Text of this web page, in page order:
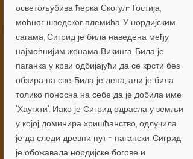
осветољубива ћерка Скогул-Тостија,
моћног шведског племића. У нордијским
сагама, Сигрид је била наведена међу
најмоћнијим женама Викинга. Била је
паганка у крви одбијајући да се крсти без
обзира на све. Била је лепа, али је била
толико поносна на себе да је добила име
"Хаугхти". Иако је Сигрид одрасла у земљи
у којој доминира хришћанство, одлучила
је да следи древни пут - пагански. Сигрид
је обожавала нордијске богове и